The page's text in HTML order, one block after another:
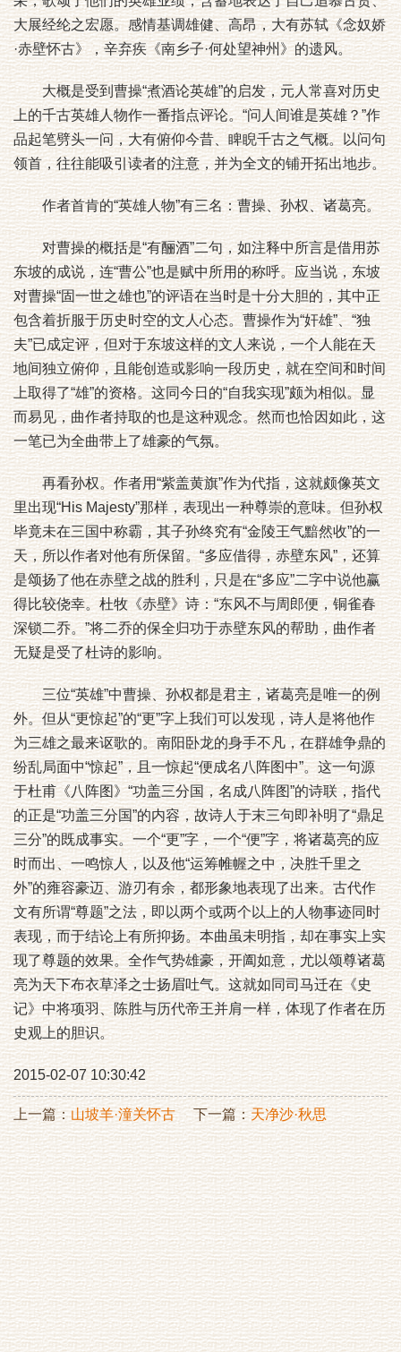
大展经纶之宏愿。感情基调雄健、高昂，大有苏轼《念奴娇
·赤壁怀古》，辛弃疾《南乡子·何处望神州》的遗风。
大概是受到曹操“煮酒论英雄”的启发，元人常喜对历史
上的千古英雄人物作一番指点评论。“问人间谁是英雄？”作
品起笔劈头一问，大有俯仰今昔、睥睨千古之气概。以问句
领首，往往能吸引读者的注意，并为全文的铺开拓出地步。
作者首肯的“英雄人物”有三名：曹操、孙权、诸葛亮。
对曹操的概括是“有酾酒”二句，如注释中所言是借用苏
东坡的成说，连“曹公”也是赋中所用的称呼。应当说，东坡
对曹操“固一世之雄也”的评语在当时是十分大胆的，其中正
包含着折服于历史时空的文人心态。曹操作为“奸雄”、“独
夫”已成定评，但对于东坡这样的文人来说，一个人能在天
地间独立俯仰，且能创造或影响一段历史，就在空间和时间
上取得了“雄”的资格。这同今日的“自我实现”颇为相似。显
而易见，曲作者持取的也是这种观念。然而也恰因如此，这
一笔已为全曲带上了雄豪的气氛。
再看孙权。作者用“紫盖黄旗”作为代指，这就颇像英文
里出现“His Majesty”那样，表现出一种尊崇的意味。但孙权
毕竟未在三国中称霸，其子孙终究有“金陵王气黯然收”的一
天，所以作者对他有所保留。“多应借得，赤壁东风”，还算
是颂扬了他在赤壁之战的胜利，只是在“多应”二字中说他赢
得比较侥幸。杜牧《赤壁》诗：“东风不与周郎便，铜雀春
深锁二乔。”将二乔的保全归功于赤壁东风的帮助，曲作者
无疑是受了杜诗的影响。
三位“英雄”中曹操、孙权都是君主，诸葛亮是唯一的例
外。但从“更惊起”的“更”字上我们可以发现，诗人是将他作
为三雄之最来讴歌的。南阳卧龙的身手不凡，在群雄争鼎的
纷乱局面中“惊起”，且一惊起“便成名八阵图中”。这一句源
于杜甫《八阵图》“功盖三分国，名成八阵图”的诗联，指代
的正是“功盖三分国”的内容，故诗人于末三句即补明了“鼎足
三分”的既成事实。一个“更”字，一个“便”字，将诸葛亮的应
时而出、一鸣惊人，以及他“运筹帷幄之中，决胜千里之
外”的雍容豪迈、游刃有余，都形象地表现了出来。古代作
文有所谓“尊题”之法，即以两个或两个以上的人物事迹同时
表现，而于结论上有所抑扬。本曲虽未明指，却在事实上实
现了尊题的效果。全作气势雄豪，开阖如意，尤以颂尊诸葛
亮为天下布衣草泽之士扬眉吐气。这就如同司马迁在《史
记》中将项羽、陈胜与历代帝王并肩一样，体现了作者在历
史观上的胆识。
2015-02-07 10:30:42
上一篇：山坡羊·潼关怀古 下一篇：天净沙·秋思